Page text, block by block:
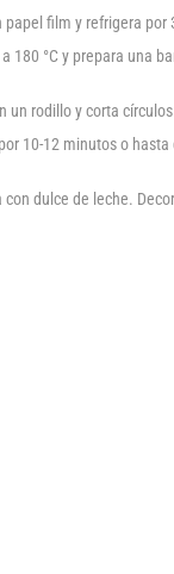
papel film y refrigera por
180 °C y prepara una
un rodillo y corta
10-12 minutos o
dulce de leche.